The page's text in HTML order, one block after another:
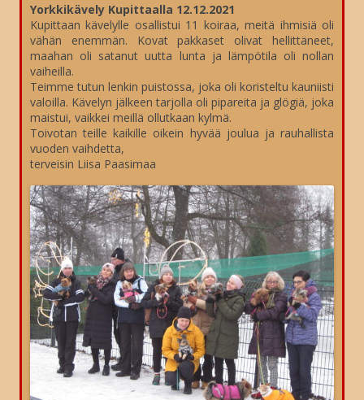
Yorkkikävely Kupittaalla 12.12.2021
Kupittaan kävelylle osallistui 11 koiraa, meitä ihmisiä oli
vähän enemmän. Kovat pakkaset olivat hellittäneet,
maahan oli satanut uutta lunta ja lämpötila oli nollan
vaiheilla.
Teimme tutun lenkin puistossa, joka oli koristeltu kauniisti
valoilla. Kävelyn jälkeen tarjolla oli pipareita ja glögiä, joka
maistui, vaikkei meillä ollutkaan kylmä.
Toivotan teille kaikille oikein hyvää joulua ja rauhallista
vuoden vaihdetta,
terveisin Liisa Paasimaa